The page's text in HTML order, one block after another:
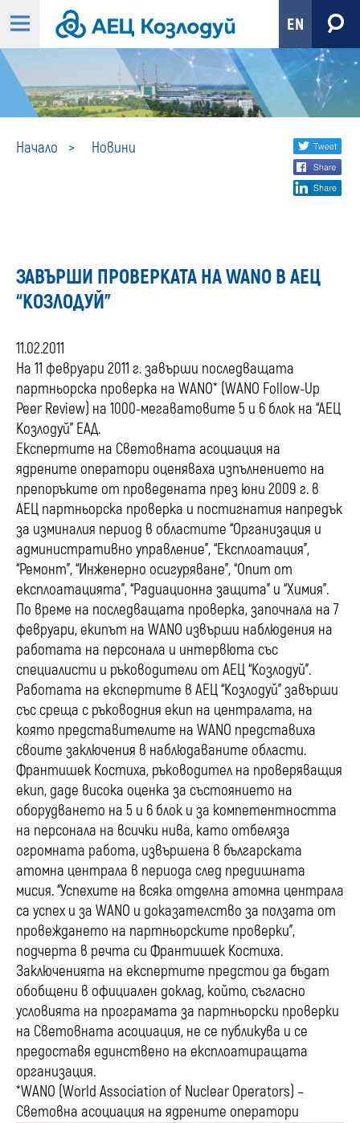
EN
Начало Новини
Share
social
ЗАВЪРШИ ПРОВЕРКАТА НА WANO В АЕЦ
“КОЗЛОДУЙ”
11.02.2011
На 11 февруари 2011 г. завърши последващата
партньорска проверка на WANO* (WANO Follow-Up
Peer Review) на 1000-мегаватовите 5 и 6 блок на “АЕЦ
Козлодуй” ЕАД.
Експертите на Световната асоциация на
ядрените оператори оценяваха изпълнението на
препоръките от проведената през юни 2009 г. в
АЕЦ партньорска проверка и постигнатия напредък
за изминалия период в областите “Oрганизация и
административно управление”, “Eксплоатация”,
“Ремонт”, “Инженерно осигуряване”, “Опит от
експлоатацията”, “Радиационна защита” и “Химия”.
По време на последващата проверка, започнала на 7
февруари, екипът на WANO извърши наблюдения на
работата на персонала и интервюта със
специалисти и ръководители от АЕЦ “Козлодуй”.
Работата на експертите в АЕЦ “Козлодуй” завърши
със среща с ръководния екип на централата, на
която представителите на WANO представиха
своите заключения в наблюдаваните области.
Франтишек Костиха, ръководител на проверяващия
екип, даде висока оценка за състоянието на
оборудването на 5 и 6 блок и за компетентността
на персонала на всички нива, като отбеляза
огромната работа, извършена в българската
атомна централа в периода след предишната
мисия. “Успехите на всяка отделна атомна централа
са успех и за WANO и доказателство за ползата от
провеждането на партньорските проверки”,
подчерта в речта си Франтишек Костиха.
Заключенията на експертите предстои да бъдат
обобщени в официален доклад, който, съгласно
условията на програмата за партньорски проверки
на Световната асоциация, не се публикува и се
предоставя единствено на експлоатиращата
организация.
*WANO (World Association of Nuclear Operators) –
Световна асоциация на ядрените оператори